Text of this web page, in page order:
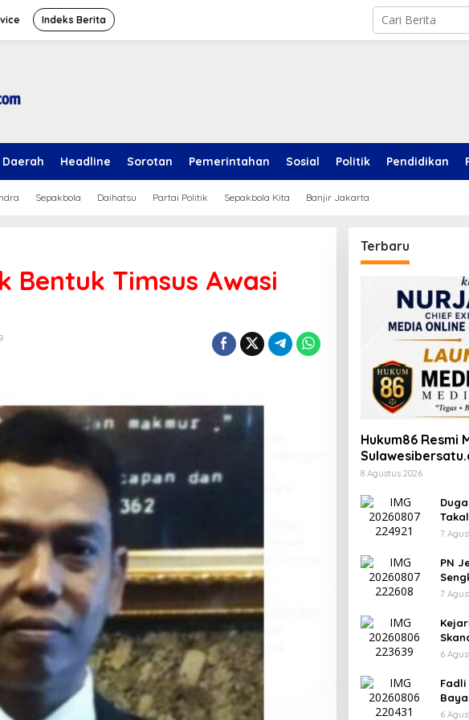
Indeks Berita
Daerah Headline Sorotan Pemerintahan Sosial Politik Pendidikan
Sepakbola Daihatsu Partai Politik Sepakbola Kita Banjir Jakarta
Bentuk Timsus Awasi
Terbaru
Hukum86 Resmi
Pilar Informasi
8 Agustus 2026
Baru
7
PN
dan
7
6
Fadli
6